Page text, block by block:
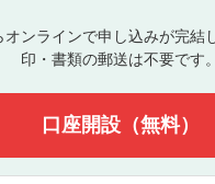
評価
コメントは当社にて審査の
されるまでに日数がかかる場
できません。各動画コンテン
連絡といたします。ご了承く
に該当すると判断された投稿
場合がございます。
オンラインで申し込みが完結
印・書類の郵送は不要です。
口座開設（無料）